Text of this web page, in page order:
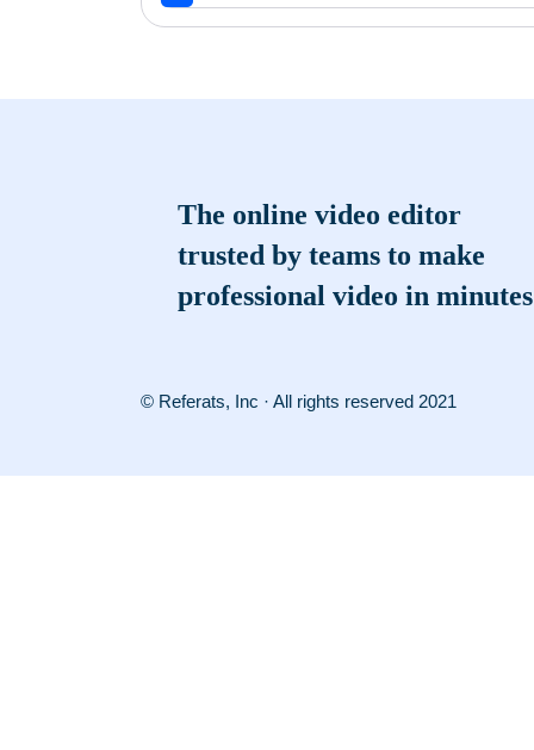
The online video editor
trusted by teams to make
professional video in minutes
© Referats, Inc · All rights reserved 2021